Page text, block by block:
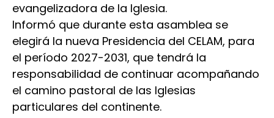
evangelizadora de la Iglesia.
Informó que durante esta asamblea se
elegirá la nueva Presidencia del CELAM, para
el período 2027-2031, que tendrá la
responsabilidad de continuar acompañando
el camino pastoral de las Iglesias
particulares del continente.